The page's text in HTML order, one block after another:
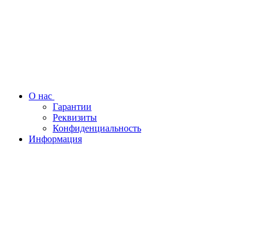
О нас
Гарантии
Реквизиты
Конфиденциальность
Информация